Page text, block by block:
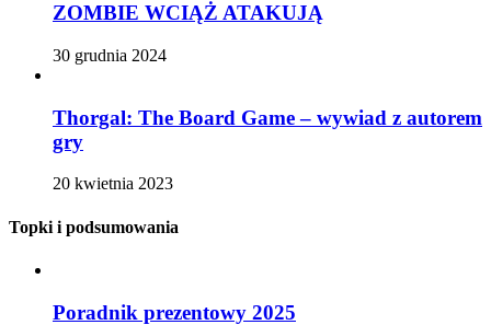
ZOMBIE WCIĄŻ ATAKUJĄ
30 grudnia 2024
Thorgal: The Board Game – wywiad z autorem
gry
20 kwietnia 2023
Topki i podsumowania
Poradnik prezentowy 2025